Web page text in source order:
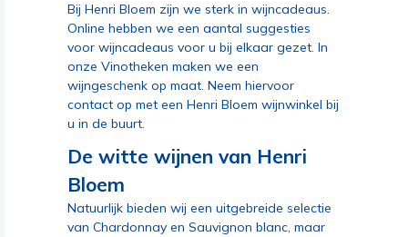
Bij Henri Bloem zijn we sterk in wijncadeaus.
Online hebben we een aantal suggesties
voor wijncadeaus voor u bij elkaar gezet. In
onze Vinotheken maken we een
wijngeschenk op maat. Neem hiervoor
contact op met een Henri Bloem wijnwinkel bij
u in de buurt.
De witte wijnen van Henri
Bloem
Natuurlijk bieden wij een uitgebreide selectie
van Chardonnay en Sauvignon blanc, maar